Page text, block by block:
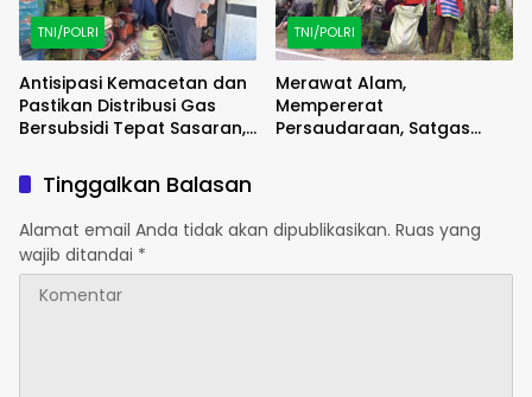
TNI/POLRI
Antisipasi Kemacetan dan
Pastikan Distribusi Gas
Bersubsidi Tepat Sasaran,
Patroli
TNI/POLRI
Merawat Alam,
Mempererat
Persaudaraan, Satgas
Tinggalkan Balasan
Alamat email Anda tidak akan dipublikasikan. Ruas yang
wajib ditandai *